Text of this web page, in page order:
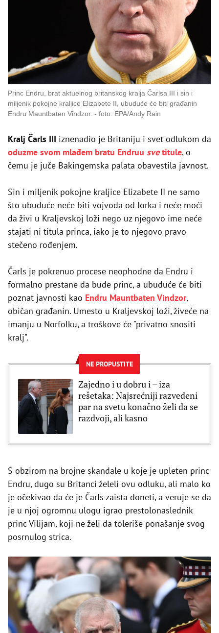
Princ Endru, brat aktuelnog britanskog kralja Čarlsa III i sin i
miljenik pokojne kraljice Elizabete II, ubuduće će biti građanin
Endru Mauntbaten Vindzor.
foto: EPA/Andy Rain
Kralj Čarls III iznenadio je Britaniju i svet odlukom da
oduzme svom mlađem bratu Endruu svetitule, o
čemu je juče Bakingemska palata obavestila javnost.
Sin i miljenik pokojne kraljice Elizabete II ne samo
što ubuduće neće biti vojvoda od Jorka i neće moći
da živi u Kraljevskoj loži nego uz njegovo ime neće
stajati ni titula princa, iako je to njegovo pravo
stečeno rođenjem.
Čarls je pokrenuo procese neophodne da Endru i
formalno prestane da bude princ, a ubuduće će biti
poznat javnosti kao Endru Mauntbaten Vindzor,
običan građanin. Umesto u Kraljevskoj loži, živeće na
imanju u Norfolku, a troškove će "privatno snositi
kralj".
NE PROPUSTITE
Zajedno i u dobru i – iza
rešetaka: Najsrećniji razvedeni
par na svetu konačno želi da se
razdvoji, ali kasno
S obzirom na brojne skandale u koje je upleten princ
Endru, dugo su Britanci želeli ovu odluku, ali malo ko
je očekivao da će je Čarls zaista doneti, a veruje se da
je u njoj ogromnu ulogu igrao prestolonaslednik
princ Vilijam, koji ne želi da toleriše ponašanje svog
posrnulog strica.